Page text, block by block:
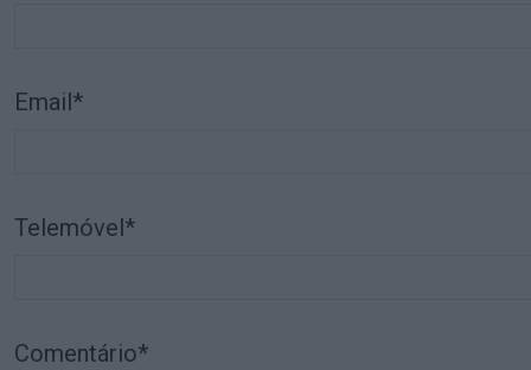
Email*
Telemóvel*
Comentário*